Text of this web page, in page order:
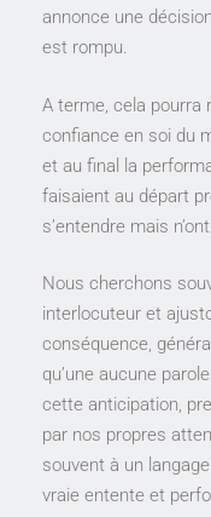
annonce une
est rompu.
A terme, cela pourra
confiance en soi du
et au final la
faisaient au départ
s’entendre mais
Nous cherchons
interlocuteur et
conséquence,
qu’une aucune
cette anticipation,
par nos propres
souvent à un
vraie entente et